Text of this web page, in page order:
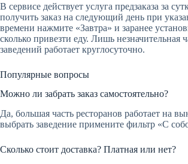
В сервисе действует услуга предзаказа за
получить заказ на следующий день при
времени нажмите «Завтра» и заранее
сколько привезти еду. Лишь незначительная
заведений работает круглосуточно.
Популярные вопросы
Можно ли забрать заказ самостоятельно?
Да, большая часть ресторанов работает на
выбрать заведение примените фильтр «С
Сколько стоит доставка? Платная или нет?